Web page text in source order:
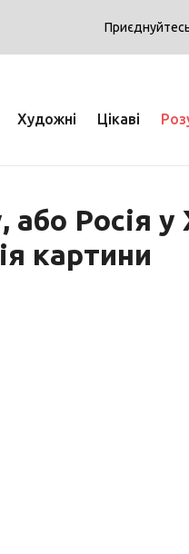
Художні Цікаві
або Росія у
картини